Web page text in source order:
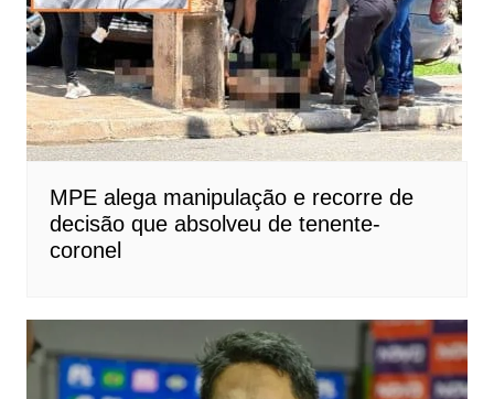
MPE alega manipulação e recorre de
decisão que absolveu de tenente-
coronel